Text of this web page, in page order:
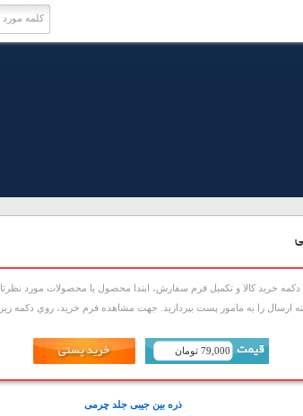
خريد کالا و تکميل فرم سفارش، ابتدا محصول يا محصولات مورد
ارسال را به مامور پست بپردازيد. جهت مشاهده فرم خريد، روي دکمه زير
79,000 تومان
ذره بین جیبی جلد چرمی